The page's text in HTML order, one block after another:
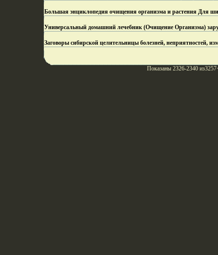
Большая энциклопедия очищения организма и растения Для
Универсальный домашний лечебник (Очищение Организма)
Заговоры сибирской целительницы болезней, неприятностей,
Показаны 2326-2340